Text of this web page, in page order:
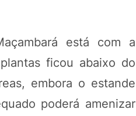
está com a
ficou abaixo do
embora o estande
poderá amenizar